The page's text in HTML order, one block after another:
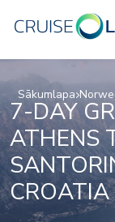
Sākumlapa
7-DAY
ATHENS
CROATIA